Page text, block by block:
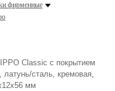
фирменные
Classic с покрытием
латунь/сталь, кремовая,
мм